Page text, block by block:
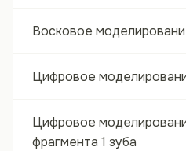
Восковое
Цифровое
Цифровое
фрагмента 1 зуба